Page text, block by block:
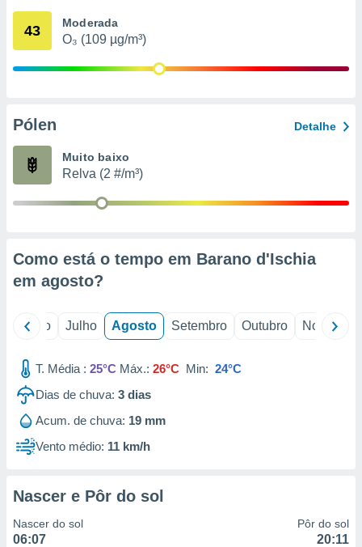
através
estudos
1199
43 Moderada
O₃ (109 µg/m³)
Pólen Detalhe
Muito baixo
Relva (2 #/m³)
Como está o tempo em Barano d'Ischia
em agosto?
Junho Julho Agosto Setembro Outubro Novembro
T. Média : 25°C Máx.: 26°C Min: 24°C
Dias de chuva: 3 dias
Acum. de chuva: 19 mm
Vento médio: 11 km/h
Nascer e Pôr do sol
Nascer do sol
06:07
Pôr do sol
20:11